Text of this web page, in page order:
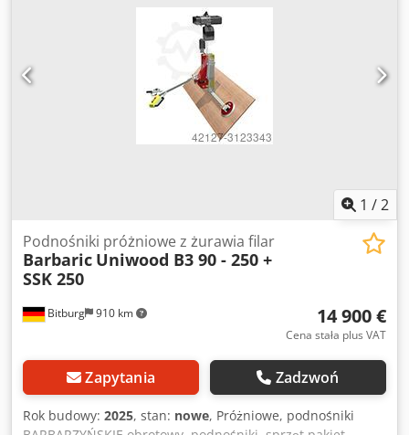
1 /2
Bitburg 910 km
Podnośniki próżniowe z żurawia filar
Barbaric Uniwood B3 90 - 250 +
SSK 250
14 900 €
Cena stała plus VAT
Zapytania Zadzwoń
Rok budowy: 2025, stan: nowe, Próżniowe, podnośniki